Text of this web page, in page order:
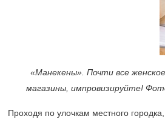
«Манекены». Почти все
магазины, импровизируйте!
Проходя по улочкам местного